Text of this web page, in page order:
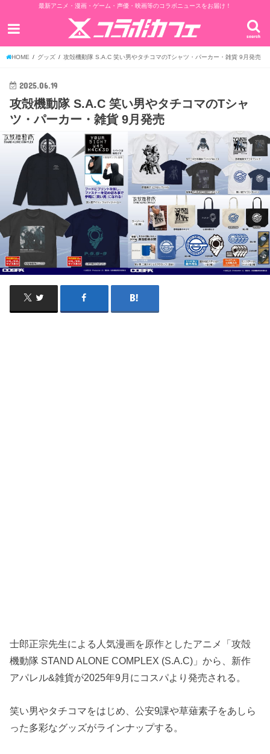
最新アニメ・漫画・ゲーム・声優・映画等のコラボニュースをお届け！
search
HOME グッズ 攻殻機動隊 S.A.C 笑い男やタチコマのTシャツ・パーカー・雑貨 9月発売
2025.06.19
攻殻機動隊 S.A.C 笑い男やタチコマのTシャ
ツ・パーカー・雑貨 9月発売
士郎正宗先生による人気漫画を原作としたアニメ「攻殻
機動隊 STAND ALONE COMPLEX (S.A.C)」から、新作
アパレル&雑貨が2025年9月にコスパより発売される。
笑い男やタチコマをはじめ、公安9課や草薙素子をあしら
った多彩なグッズがラインナップする。